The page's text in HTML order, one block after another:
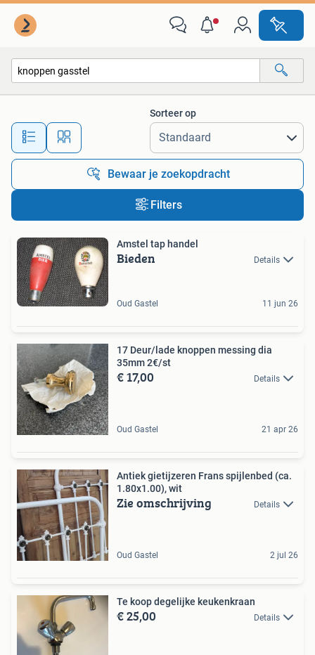
Alle afstanden…
Sorteer op
Bewaar je zoekopdracht
Filters
Amstel tap handel
Bieden Details
Oud Gastel 11 jun 26
17 Deur/lade knoppen messing dia
35mm 2€/st
€ 17,00 Details
Oud Gastel 21 apr 26
Antiek gietijzeren Frans spijlenbed (ca.
1.80x1.00), wit
Zie omschrijving Details
Oud Gastel 2 jul 26
Te koop degelijke keukenkraan
€ 25,00 Details